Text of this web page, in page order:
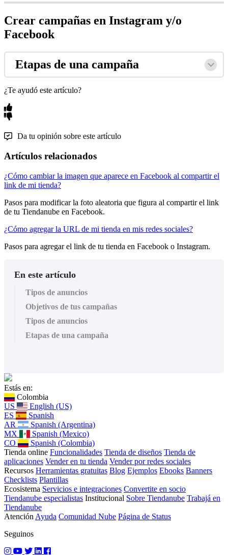
Crear campañas en Instagram y/o
Facebook
Etapas de una campaña
¿Te ayudó este artículo?
Da tu opinión sobre este artículo
Artículos relacionados
¿Cómo cambiar la imagen que aparece en Facebook al compartir el
link de mi tienda?
Pasos para modificar la foto aleatoria que figura al compartir el link
de tu Tiendanube en Facebook.
¿Cómo agregar la URL de mi tienda en mis redes sociales?
Pasos para agregar el link de tu tienda en Facebook o Instagram.
En este artículo
Tipos de anuncios
Objetivos de tus campañas
Tipos de anuncios
Etapas de una campaña
Estás en:
Colombia
US
English (US)
ES
Spanish
AR
Spanish (Argentina)
MX
Spanish (Mexico)
CO
Spanish (Colombia)
Tienda online Funcionalidades Tienda de diseños Tienda de
aplicaciones Vender en tu tienda Vender por redes sociales
Recursos Herramientas gratuitas Blog Ejemplos Ebooks Banners
Checklists Plantillas
Ecosistema Servicios e integraciones Convertite en socio
Tiendanube especialistas Institucional Sobre Tiendanube Trabajá en
Tiendanube
Atención Ayuda Comunidad Nube Página de Status
Seguinos